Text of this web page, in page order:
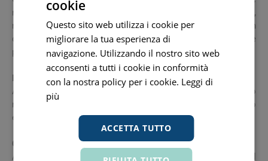
reidratante, favorisce l’omeostasi della barriera cutanea,
riducendo prurito, bruciore ed altri discomfort. Indicata in
caso di intolleranza ai comuni prodotti cosmetici e
predisposizione a manifestazioni allergiche o eczematose.
Modalità d'uso
Applicare sulle aree da trattare, mattino e sera o secondo
necessità. Dopo l’uso, pulire accuratamente il tasto
erogatore e chiudere con l’apposito tappo.
Componenti
Aqua (water), caprylic/capric triglyceride, glycerin, cetearyl
cookie
Questo sito web utilizza i cookie per
migliorare la tua esperienza di
navigazione. Utilizzando il nostro sito web
acconsenti a tutti i cookie in conformità
con la nostra policy per i cookie. Leggi di
più
ACCETTA TUTTO